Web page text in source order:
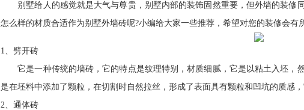
别墅给人的感觉就是大气与尊贵，别墅内部的装饰固然重要，但外墙的装修
怎么样的材质合适作为别墅外墙砖呢?小编给大家一些推荐，希望对您的装修会有
1、劈开砖
它是一种传统的墙砖，它的特点是纹理特别，材质细腻，它是以粘土入坯，
是在坯料中添加了颗粒，在切割时自然拉丝，形成了表面具有颗粒和凹坑的质感
2、通体砖